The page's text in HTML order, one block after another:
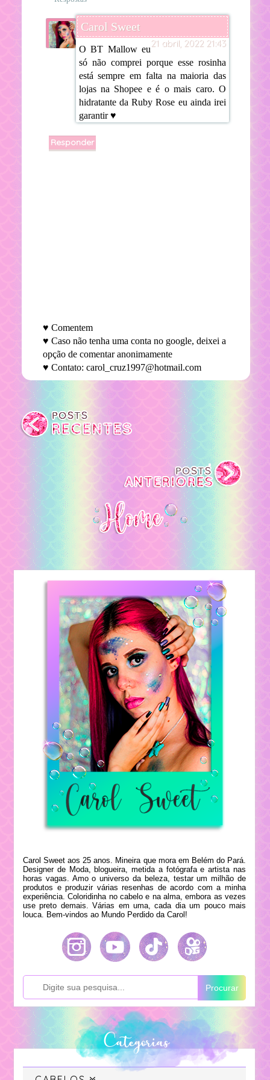
Carol Sweet
21 abril, 2022 21:43
O BT Mallow eu
só não comprei porque esse rosinha
está sempre em falta na maioria das
lojas na Shopee e é o mais caro. O
hidratante da Ruby Rose eu ainda irei
garantir ♥
Responder
♥ Comentem
♥ Caso não tenha uma conta no google, deixei a
opção de comentar anonimamente
♥ Contato: carol_cruz1997@hotmail.com
Carol Sweet aos 25 anos. Mineira que mora em Belém do Pará.
Designer de Moda, blogueira, metida a fotógrafa e artista nas
horas vagas. Amo o universo da beleza, testar um milhão de
produtos e produzir várias resenhas de acordo com a minha
experiência. Coloridinha no cabelo e na alma, embora as vezes
use preto demais. Várias em uma, cada dia um pouco mais
louca. Bem-vindos ao Mundo Perdido da Carol!
Procurar
Categorias